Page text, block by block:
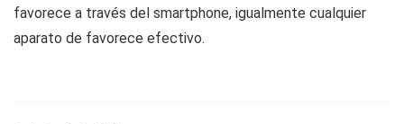
favorece a través del smartphone, igualmente cualquier
aparato de favorece efectivo.